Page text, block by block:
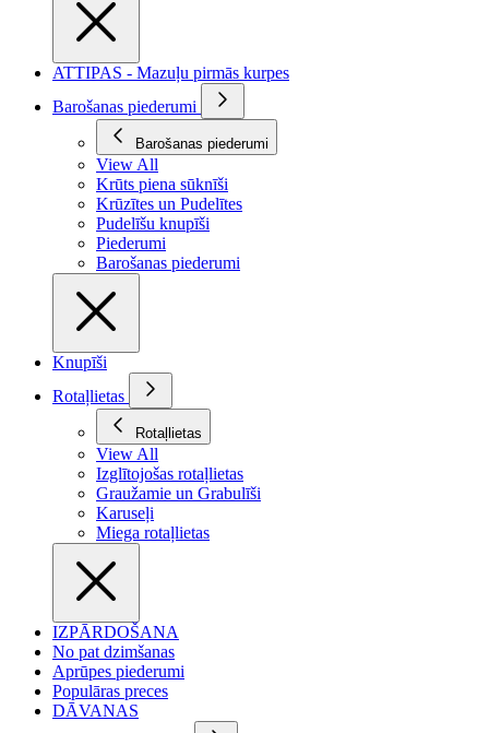
ATTIPAS - Mazuļu pirmās kurpes
Barošanas piederumi
Barošanas piederumi
View All
Krūts piena sūknīši
Krūzītes un Pudelītes
Pudelīšu knupīši
Piederumi
Barošanas piederumi
Knupīši
Rotaļlietas
Rotaļlietas
View All
Izglītojošas rotaļlietas
Graužamie un Grabulīši
Karuseļi
Miega rotaļlietas
IZPĀRDOŠANA
No pat dzimšanas
Aprūpes piederumi
Populāras preces
DĀVANAS